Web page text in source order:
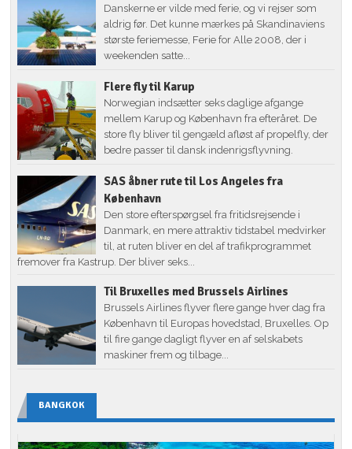
Danskerne er vilde med ferie, og vi rejser som
aldrig før. Det kunne mærkes på Skandinaviens
største feriemesse, Ferie for Alle 2008, der i
weekenden satte...
Flere fly til Karup
Norwegian indsætter seks daglige afgange
mellem Karup og København fra efteråret. De
store fly bliver til gengæld afløst af propelfly, der
bedre passer til dansk indenrigsflyvning.
SAS åbner rute til Los Angeles fra
København
Den store efterspørgsel fra fritidsrejsende i
Danmark, en mere attraktiv tidstabel medvirker
til, at ruten bliver en del af trafikprogrammet
fremover fra Kastrup. Der bliver seks...
Til Bruxelles med Brussels Airlines
Brussels Airlines flyver flere gange hver dag fra
København til Europas hovedstad, Bruxelles. Op
til fire gange dagligt flyver en af selskabets
maskiner frem og tilbage...
BANGKOK